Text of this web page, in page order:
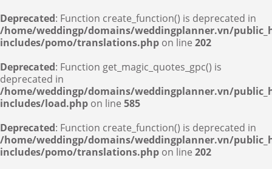
Deprecated: Function create_function() is deprecated in
/home/weddingp/domains/weddingplanner.vn/
includes/pomo/translations.php on line 202
Deprecated: Function get_magic_quotes_gpc() is
deprecated in
/home/weddingp/domains/weddingplanner.vn/
includes/load.php on line 585
Deprecated: Function create_function() is deprecated in
/home/weddingp/domains/weddingplanner.vn/
includes/pomo/translations.php on line 202